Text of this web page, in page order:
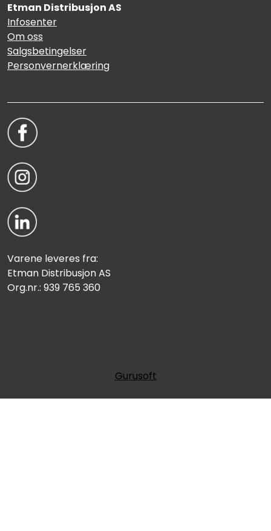
Etman Distribusjon AS
Infosenter
Om oss
Salgsbetingelser
Personvernerklæring
Varene leveres fra:
Etman Distribusjon AS
Org.nr.: 939 765 360
Gurusoft